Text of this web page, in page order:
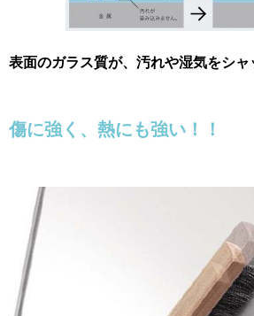
表面のガラス質が、汚れや湿気をシャ
傷に強く、熱にも強い！！